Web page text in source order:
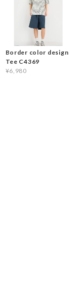
Border color design
Tee C4369
¥6,980